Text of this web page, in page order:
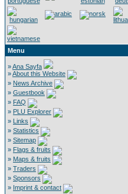
Menu
»Ana Sayfa
»About this Website
» News Archive
» Guestbook
» FAQ
» PLU Explorer
» Links
» Statistics
» Sitemap
» Flags & fruits
» Maps & fruits
» Traders
» Sponsors
» Imprint & contact